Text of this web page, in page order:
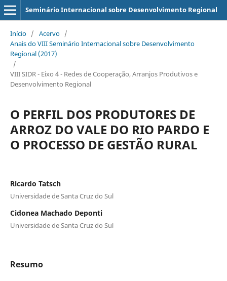
Seminário Internacional sobre Desenvolvimento Regional
Início / Acervo /
Anais do VIII Seminário Internacional sobre Desenvolvimento
Regional (2017)
/
VIII SIDR - Eixo 4 - Redes de Cooperação, Arranjos Produtivos e
Desenvolvimento Regional
O PERFIL DOS PRODUTORES DE
ARROZ DO VALE DO RIO PARDO E
O PROCESSO DE GESTÃO RURAL
Ricardo Tatsch
Universidade de Santa Cruz do Sul
Cidonea Machado Deponti
Universidade de Santa Cruz do Sul
Resumo